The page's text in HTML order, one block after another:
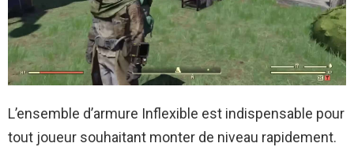
L’ensemble d’armure Inflexible est indispensable pour
tout joueur souhaitant monter de niveau rapidement.